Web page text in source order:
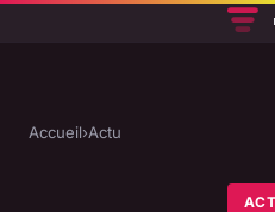
Accueil›Actu